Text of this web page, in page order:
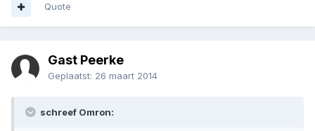
Quote
Gast Peerke
Geplaatst: 26 maart 2014
schreef Omron: